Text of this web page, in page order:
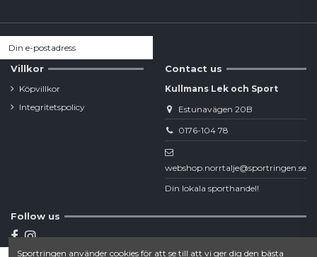
Villkor
Köpvillkor
Integritetspolicy
Contact us
Kullmans Lek och Sport
Estunavägen 20B
0176-104 78
webshop.norrtalje@sportringen.se
Din lokala sporthandel!
Follow us
Sportringen använder cookies för att se till att vi ger dig den bästa